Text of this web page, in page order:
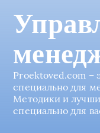
Proektoved.com –
специально для
Методики и
специально для